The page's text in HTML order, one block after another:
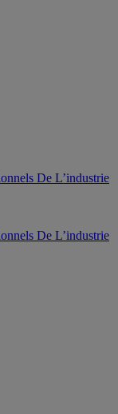
De L’industrie
De L’industrie